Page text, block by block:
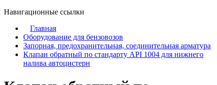
Навигационные ссылки
Главная
Оборудование для бензовозов
Запорная, предохранительная, соединительная арматура
Клапан обратный по стандарту API 1004 для нижнего
налива автоцистерн